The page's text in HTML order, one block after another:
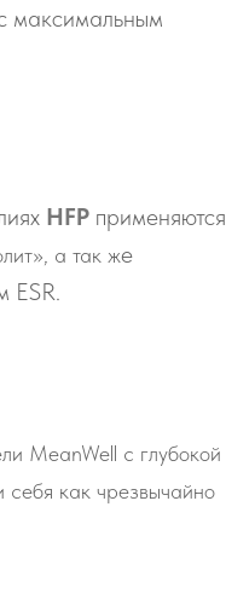
максимальным
HFP применяются
а так же
ESR.
MeanWell с глубокой
себя как чрезвычайно